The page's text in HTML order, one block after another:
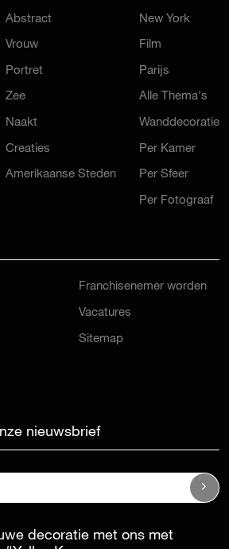
Abstract
Vrouw
Portret
Zee
Naakt
Creaties
Amerikaanse Steden
New York
Film
Parijs
Alle Thema's
Wanddecoratie
Per Kamer
Per Sfeer
Per Fotograaf
Franchisenemer worden
Vacatures
Sitemap
nieuwsbrief
decoratie met ons met